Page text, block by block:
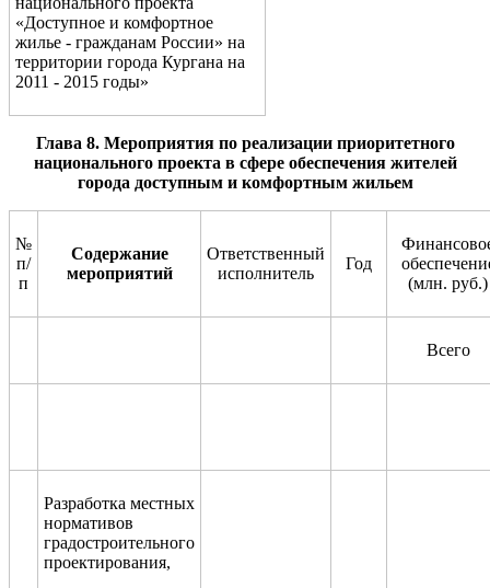
«Доступное и комфортное
жилье - гражданам России» на
территории города Кургана на
2011 - 2015 годы»
Глава 8. Мероприятия по реализации приоритетного
национального проекта в сфере обеспечения жителей
города доступным и комфортным жильем
№
п/
п
Содержание
мероприятий
Ответственный
исполнитель
Год
(млн. руб.)
Всего
Разработка местных
нормативов
градостроительного
проектирования,